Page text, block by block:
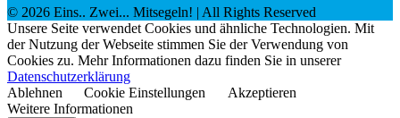
© 2026 Eins.. Zwei... Mitsegeln! | All Rights Reserved
Unsere Seite verwendet Cookies und ähnliche Technologien. Mit
der Nutzung der Webseite stimmen Sie der Verwendung von
Cookies zu. Mehr Informationen dazu finden Sie in unserer
Datenschutzerklärung
Ablehnen
Cookie Einstellungen
Akzeptieren
Weitere Informationen